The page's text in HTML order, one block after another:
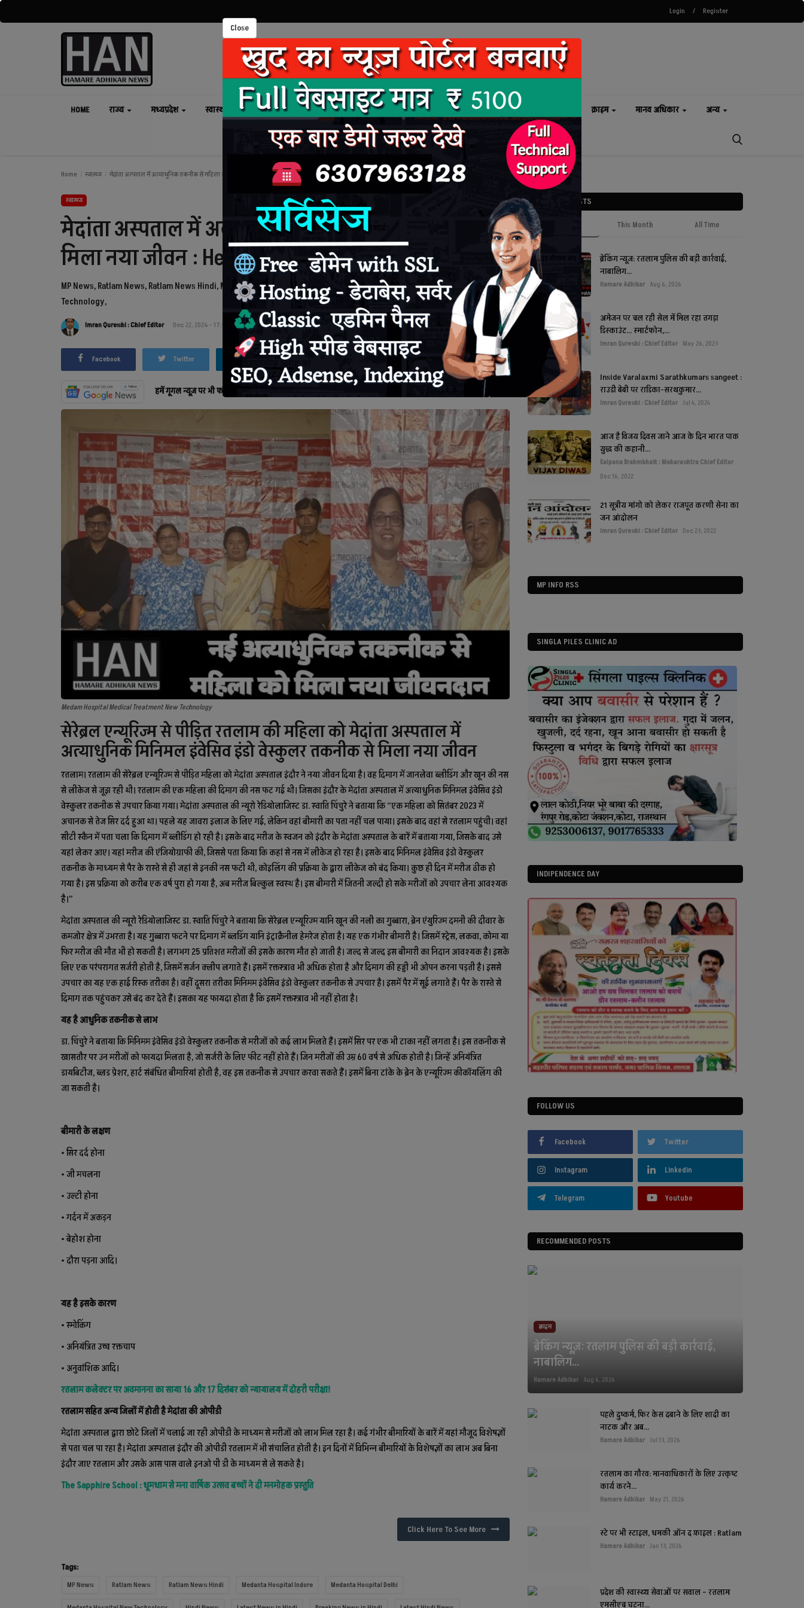
Login / Register
Close
HOME राज्य मध्यप्रदेश स्वास्थ्य मनोरंजन महाराष्ट्र देश राजनीति टेक्नोलॉजी दुनिया क्राइम मानव अधिकार अन्य
Home स्वास्थ्य मेदांता अस्पताल में अत्याधुनिक तकनीक से महिला को मिला नया जीवन : Health News
स्वास्थ्य
मेदांता अस्पताल में अत्याधुनिक तकनीक से महिला को
मिला नया जीवन : Health News
MP News, Ratlam News, Ratlam News Hindi, Medanta Hospital Indore, Medanta Hospital Delhi, Medanta Hospital New
Technology,
Imran Qureshi : Chief Editor Dec 22, 2024 - 17:50 Updated: Dec 22, 2024 - 17:51
Facebook Twitter
हमें गूगल न्यूज़ पर भी फॉलो करें |
Medam Hospital Medical Treatment New Technology
सेरेब्रल एन्यूरिज्म से पीड़ित रतलाम की महिला को मेदांता अस्पताल में
अत्याधुनिक मिनिमल इंवेसिव इंडो वेस्कुलर तकनीक से मिला नया जीवन
रतलाम। रतलाम की सेरेब्रल एन्यूरिज्म से पीड़ित महिला को मेदांता अस्पताल इंदौर ने नया जीवन दिया है। वह दिमाग में जानलेवा ब्लीडिंग और खून की नस
से लीकेज से जूझ रही थी। रतलाम की एक महिला की दिमाग की नस फट गई थी। जिसका इंदौर के मेदांता अस्पताल में अत्याधुनिक मिनिमल इंवेसिव इंडो
वेस्कुलर तकनीक से उपचार किया गया। मेदांता अस्पताल की न्यूरो रेडियोलाजिस्ट डा. स्वाति चिंचुरे ने बताया कि “एक महिला को सितंबर 2023 में
अचानक से तेज सिर दर्द हुआ था। पहले यह जावरा इलाज के लिए गई, लेकिन वहां बीमारी का पता नहीं चल पाया। इसके बाद वहां से रतलाम पहुंची। वहां
सीटी स्कैन में पता चला कि दिमाग में ब्लीडिंग हो रही है। इसके बाद मरीज के स्वजन को इंदौर के मेदांता अस्पताल के बारें में बताया गया, जिसके बाद उसे
यहां लेकर आए। यहां मरीज की एंजियोग्राफी की, जिससे पता किया कि कहां से नस में लीकेज हो रहा है। इसके बाद मिनिमल इंवेसिव इंडो वेस्कुलर
तकनीक के माध्यम से पैर के रास्ते से ही जहां से इनकी नस फटी थी, कोइलिंग की प्रक्रिया के द्वारा लीकेज को बंद किया। कुछ ही दिन में मरीज ठीक हो
गया है। इस प्रक्रिया को करीब एक वर्ष पुरा हो गया है, अब मरीज बिल्कुल स्वस्थ है। इस बीमारी में जितनी जल्दी हो सके मरीजों को उपचार लेना आवश्यक
है।”
मेदांता अस्पताल की न्यूरो रेडियोलाजिस्ट डा. स्वाति चिंचुरे ने बताया कि सेरेब्रल एन्यूरिज्म यानि खून की नली का गुब्बारा, ब्रेन एंयुरिज्म दमनी की दीवार के
कमजोर क्षेत्र में उभरता है। यह गुब्बारा फटने पर दिमाग में ब्लडिंग यानि इंट्राक्रैनील हेमरेज होता है। यह एक गंभीर बीमारी है। जिसमें स्ट्रेस, लकवा, कोमा या
फिर मरीज की मौत भी हो सकती है। लगभग 25 प्रतिशत मरीजों की इसके कारण मौत हो जाती है। जल्द से जल्द इस बीमारी का निदान आवश्यक है। इसके
लिए एक परंपरागत सर्जरी होती है, जिसमें सर्जन क्लीप लगाते हैं। इसमें रक्तस्त्राव भी अधिक होता है और दिमाग की हड्डी भी ओपन करना पड़ती है। इससे
उपचार का यह एक हाई रिस्क तरीका है। वहीं दूसरा तरीका मिनिमम इंवेसिव इंडो वेस्कुलर तकनीक से उपचार है। इसमें पैर में सूई लगाते हैं। पैर के रास्ते से
दिमाग तक पहुंचकर उसे बंद कर देते हैं। इसका यह फायदा होता है कि इसमें रक्तस्त्राव भी नहीं होता है।
यह है आधुनिक तकनीक से लाभ
डा. चिंचुरे ने बताया कि मिनिमम इंवेसिव इंडो वेस्कुलर तकनीक से मरीजों को कई लाभ मिलते हैं। इसमें सिर पर एक भी टाका नहीं लगता है। इस तकनीक से
खासतौर पर उन मरीजों को फायदा मिलता है, जो सर्जरी के लिए फीट नहीं होते हैं। जिन मरीजों की उम्र 60 वर्ष से अधिक होती है। जिन्हें अनियंत्रित
डायबिटीज, ब्लड प्रेशर, हार्ट संबंधित बीमारियां होती है, वह इस तकनीक से उपचार करवा सकते हैं। इसमें बिना टांके के ब्रेन के एन्यूरिज्म कीकॉयलिंग की
जा सकती है।
बीमारी के लक्षण
• सिर दर्द होना
• जी मचलना
• उल्टी होना
• गर्दन में अकड़न
• बेहोश होना
• दौरा पड़ना आदि।
यह है इसके कारण
• स्मोकिंग
• अनियंत्रित उच्च रक्तचाप
• अनुवांशिक आदि।
रतलाम कलेक्टर पर अवमानना का साया 16 और 17 दिसंबर को न्यायालय में दोहरी परीक्षा!
रतलाम सहित अन्य जिलों में होती है मेदांता की ओपीडी
मेदांता अस्पताल द्वारा छोटे जिलों में चलाई जा रही ओपीडी के माध्यम से मरीजों को लाभ मिल रहा है। कई गंभीर बीमारियों के बारें में यहां मौजूद विशेषज्ञों
से पता चल पा रहा है। मेदांता अस्पताल इंदौर की ओपीडी रतलाम में भी संचालित होती है। इन दिनों में विभिन्न बीमारियों के विशेषज्ञों का लाभ अब बिना
इंदौर जाए रतलाम और उसके आस पास वाले इनओ पी डी के माध्यम से ले सकते है।
The Sapphire School : धूमधाम से मना वार्षिक उत्सव बच्चों ने दी मनमोहक प्रस्तुति
Click Here To See More
Tags:
MP News Ratlam News Ratlam News Hindi Medanta Hospital Indore Medanta Hospital Delhi
POPULAR POSTS
This Month All Time
ब्रेकिंग न्यूज़: रतलाम पुलिस की बड़ी कार्रवाई,
नाबालिग...
Hamare Adhikar Aug 6, 2026
अमेजन पर चल रही सेल में मिल रहा तगड़ा
डिस्काउंट... स्मार्टफोन,...
Imran Qureshi : Chief Editor May 26, 2023
Inside Varalaxmi Sarathkumars sangeet :
राउडी बेबी पर राडिका-सरथकुमार...
Imran Qureshi : Chief Editor Jul 4, 2024
आज है विजय दिवस जाने आज के दिन भारत पाक
युद्ध की कहानी...
Kalpana Brahmbhatt : Maharashtra Chief Editor
Dec 16, 2022
21 सूत्रीय मांगो को लेकर राजपूत करणी सेना का
जन आंदोलन
Imran Qureshi : Chief Editor Dec 23, 2022
MP INFO RSS
SINGLA PILES CLINIC AD
INDIPENDENCE DAY
FOLLOW US
Facebook Twitter
Instagram Linkedin
Telegram Youtube
RECOMMENDED POSTS
क्राइम
ब्रेकिंग न्यूज़: रतलाम पुलिस की बड़ी कार्रवाई,
नाबालिग...
Hamare Adhikar Aug 6, 2026
पहले दुष्कर्म, फिर केस दबाने के लिए शादी का
नाटक और अब...
Hamare Adhikar Jul 13, 2026
रतलाम का गौरव: मानवाधिकारों के लिए उत्कृष्ट
कार्य करने...
Hamare Adhikar May 21, 2026
स्टे पर भी स्टाइल, धमकी ऑन द फ़ाइल : Ratlam
Hamare Adhikar Jan 13, 2026
प्रदेश की स्वास्थ्य सेवाओं पर सवाल – रतलाम
एमसीएच घटना...